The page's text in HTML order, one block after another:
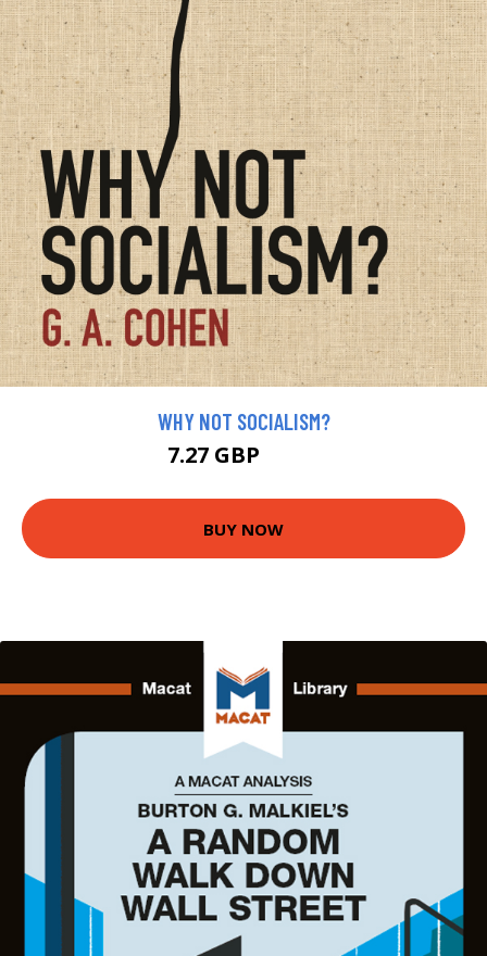
WHY NOT SOCIALISM?
7.27 GBP
BUY NOW